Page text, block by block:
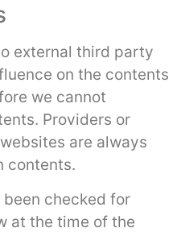
external third party
on the contents
we cannot
Providers or
are always
contents.
checked for
at the time of the